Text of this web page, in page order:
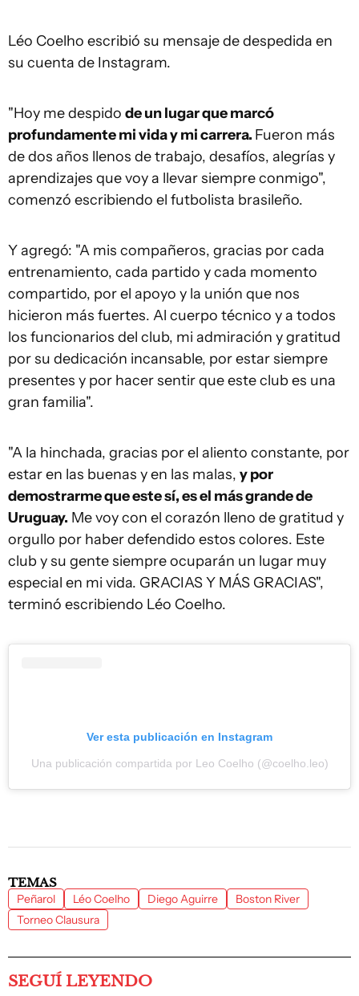
Léo Coelho escribió su mensaje de despedida en
su cuenta de Instagram.
"Hoy me despido de un lugar que marcó
profundamente mi vida y mi carrera. Fueron más
de dos años llenos de trabajo, desafíos, alegrías y
aprendizajes que voy a llevar siempre conmigo",
comenzó escribiendo el futbolista brasileño.
Y agregó: "A mis compañeros, gracias por cada
entrenamiento, cada partido y cada momento
compartido, por el apoyo y la unión que nos
hicieron más fuertes. Al cuerpo técnico y a todos
los funcionarios del club, mi admiración y gratitud
por su dedicación incansable, por estar siempre
presentes y por hacer sentir que este club es una
gran familia".
"A la hinchada, gracias por el aliento constante, por
estar en las buenas y en las malas, y por
demostrarme que este sí, es el más grande de
Uruguay. Me voy con el corazón lleno de gratitud y
orgullo por haber defendido estos colores. Este
club y su gente siempre ocuparán un lugar muy
especial en mi vida. GRACIAS Y MÁS GRACIAS",
terminó escribiendo Léo Coelho.
Ver esta publicación en Instagram
Una publicación compartida por Leo Coelho (@coelho.leo)
TEMAS
Peñarol Léo Coelho Diego Aguirre
Boston River
Torneo Clausura
SEGUÍ LEYENDO